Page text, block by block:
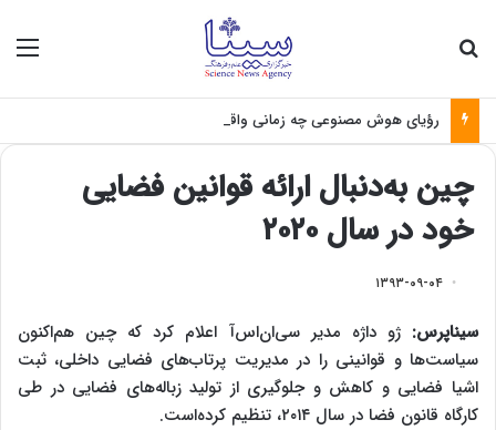
رؤیای هوش مصنوعی چه زمانی واقعی می‌شود؟
چین به‌دنبال ارائه قوانین فضایی
خود در سال ۲۰۲۰
۱۳۹۳-۰۹-۰۴
سیناپرس:ژو داژه مدیر سی‌ان‌اس‌آ اعلام کرد که چین هم‌اکنون
سیاست‌ها و قوانینی را در مدیریت پرتاب‌های فضایی داخلی، ثبت
اشیا فضایی و کاهش و جلوگیری از تولید زباله‌های فضایی در طی
کارگاه قانون فضا در سال ۲۰۱۴، تنظیم کرده‌است.